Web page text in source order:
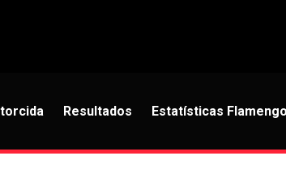
Resultados Estatísticas Flamengo